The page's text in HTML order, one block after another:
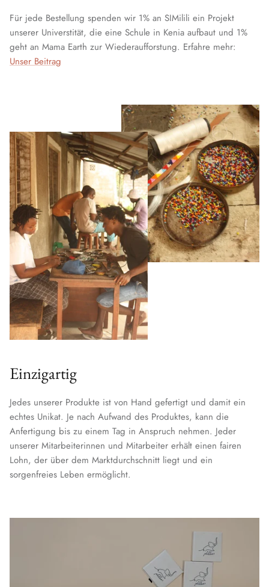
Für jede Bestellung spenden wir 1% an SIMilili ein Projekt
unserer Universtität, die eine Schule in Kenia aufbaut und 1%
geht an Mama Earth zur Wiederaufforstung. Erfahre mehr:
Unser Beitrag
Einzigartig
Jedes unserer Produkte ist von Hand gefertigt und damit ein
echtes Unikat. Je nach Aufwand des Produktes, kann die
Anfertigung bis zu einem Tag in Anspruch nehmen. Jeder
unserer Mitarbeiterinnen und Mitarbeiter erhält einen fairen
Lohn, der über dem Marktdurchschnitt liegt und ein
sorgenfreies Leben ermöglicht.